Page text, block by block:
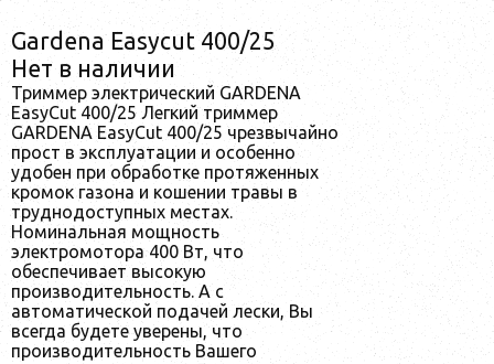
Gardena Easycut 400/25
Нет в наличии
Триммер электрический GARDENA
EasyCut 400/25 Легкий триммер
GARDENA EasyCut 400/25 чрезвычайно
прост в эксплуатации и особенно
удобен при обработке протяженных
кромок газона и кошении травы в
труднодоступных местах.
Номинальная мощность
электромотора 400 Вт, что
обеспечивает высокую
производительность. А с
автоматической подачей лески, Вы
всегда будете уверены, что
производительность Вашего